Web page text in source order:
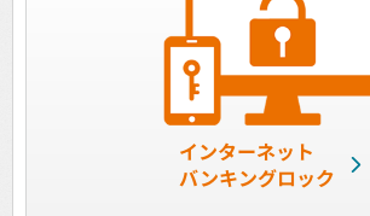
インターネット
バンキングロック